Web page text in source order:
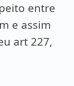
entre
e assim
art 227,